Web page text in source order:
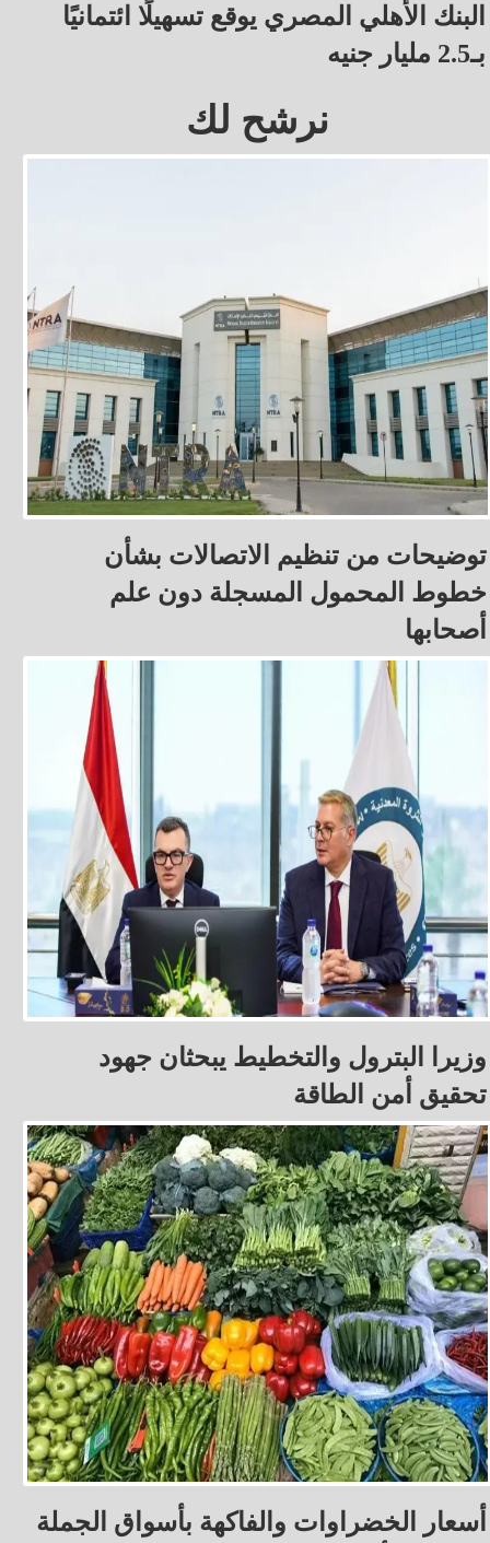
البنك الأهلي المصري يوقع تسهيلًا ائتمانيًا
بـ2.5 مليار جنيه
نرشح لك
توضيحات من تنظيم الاتصالات بشأن
خطوط المحمول المسجلة دون علم
أصحابها
وزيرا البترول والتخطيط يبحثان جهود
تحقيق أمن الطاقة
أسعار الخضراوات والفاكهة بأسواق الجملة